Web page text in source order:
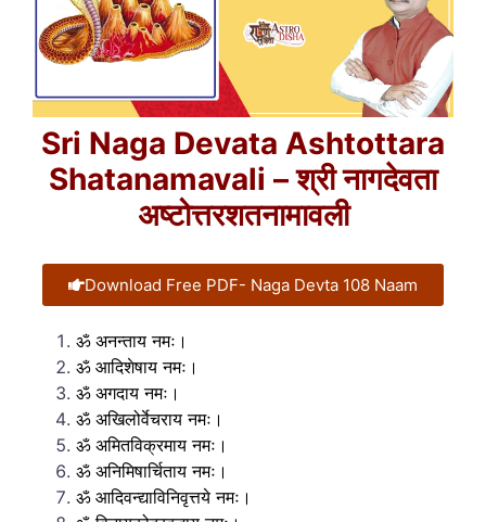
Sri Naga Devata Ashtottara
Shatanamavali – श्री नागदेवता
अष्टोत्तरशतनामावली
Download Free PDF- Naga Devta 108 Naam
ॐ अनन्ताय नमः।
ॐ आदिशेषाय नमः।
ॐ अगदाय नमः।
ॐ अखिलोर्वेचराय नमः।
ॐ अमितविक्रमाय नमः।
ॐ अनिमिषार्चिताय नमः।
ॐ आदिवन्द्याविनिवृत्तये नमः।